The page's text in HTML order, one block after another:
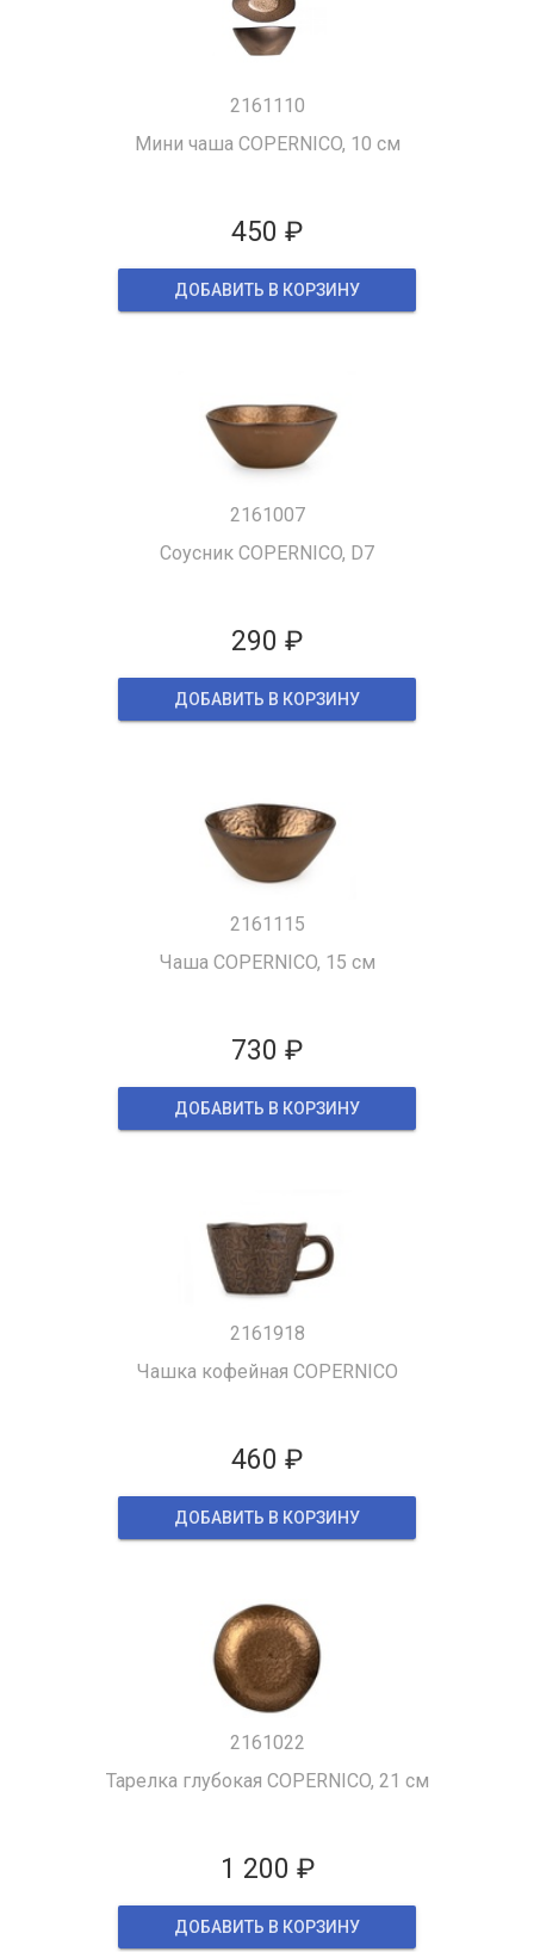
2161110
Мини чаша COPERNICO, 10 см
450 ₽
ДОБАВИТЬ В КОРЗИНУ
2161007
Соусник COPERNICO, D7
290 ₽
ДОБАВИТЬ В КОРЗИНУ
2161115
Чаша COPERNICO, 15 см
730 ₽
ДОБАВИТЬ В КОРЗИНУ
2161918
Чашка кофейная COPERNICO
460 ₽
ДОБАВИТЬ В КОРЗИНУ
2161022
Тарелка глубокая COPERNICO, 21 см
1 200 ₽
ДОБАВИТЬ В КОРЗИНУ